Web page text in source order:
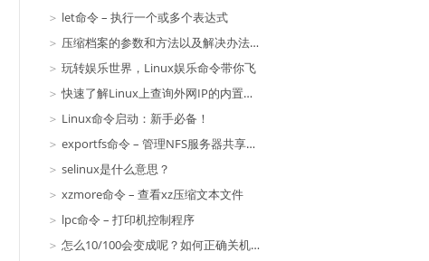
let命令 – 执行一个或多个表达式
压缩档案的参数和方法以及解决办法（二）
玩转娱乐世界，Linux娱乐命令带你飞
快速了解Linux上查询外网IP的内置命令！
Linux命令启动：新手必备！
exportfs命令 – 管理NFS服务器共享的文件系统
selinux是什么意思？
xzmore命令 – 查看xz压缩文本文件
lpc命令 – 打印机控制程序
怎么10/100会变成呢？如何正确关机？